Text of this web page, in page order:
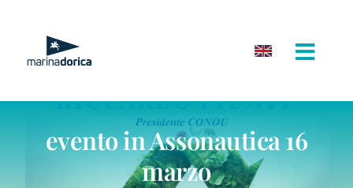
contenuto
evento in Assonautica 16
marzo